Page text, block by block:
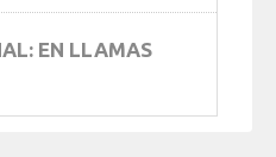
EN LLAMAS